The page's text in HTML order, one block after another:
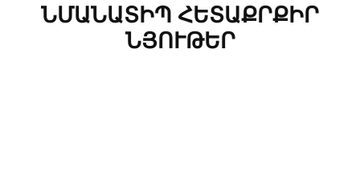
ՆՄԱՆԱՏԻՊ ՀԵՏԱՔՐՔԻՐ
ՆՅՈՒԹԵՐ